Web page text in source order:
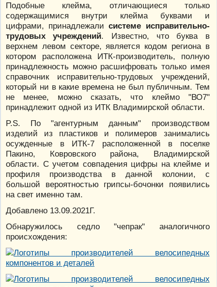
Подобные клейма, отличающиеся только
содержащимися внутри клейма буквами и
цифрами, принадлежалисистеме исправительно-
трудовых учреждений. Известно, что буква в
верхнем левом секторе, является кодом региона в
котором расположена ИТК-производитель, полную
принадлежность можно расшифровать только имея
справочник исправительно-трудовых учреждений,
который ни в какие времена не был публичным. Тем
не менее, можно сказать, что клеймо "ВО7"
принадлежит одной из ИТК Владимирской области.
P.S. По "агентурным данным" производством
изделий из пластиков и полимеров занимались
осужденные в ИТК-7 расположенной в поселке
Пакино, Ковровского района, Владимирской
области. С учетом совпадения цифры на клейме и
профиля производства в данной колонии, с
большой вероятностью грипсы-бочонки появились
на свет именно там.
Добавлено 13.09.2021Г.
Обнаружилось седло "чепрак" аналогичного
происхождения: